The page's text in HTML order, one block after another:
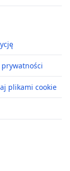
plikami cookie